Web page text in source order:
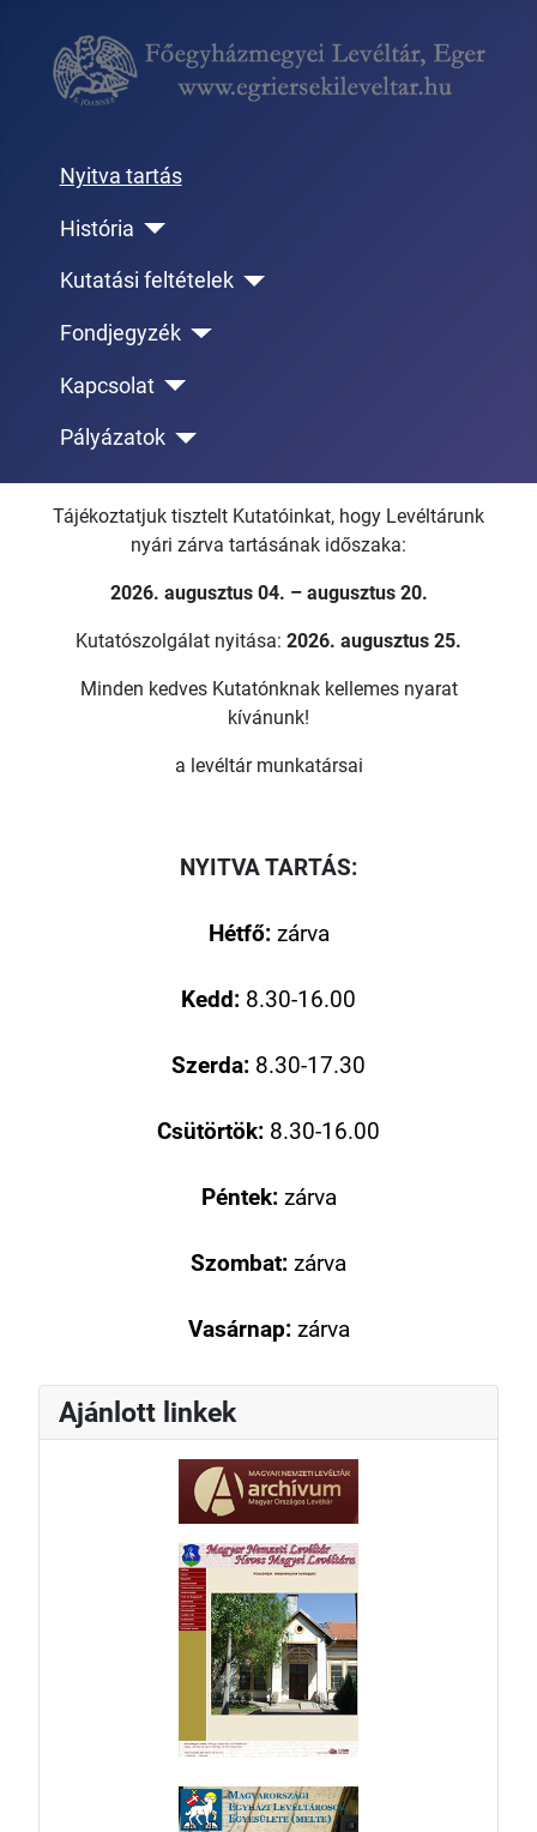
Nyitva tartás
História
Kutatási feltételek
Fondjegyzék
Kapcsolat
Pályázatok
Tájékoztatjuk tisztelt Kutatóinkat, hogy Levéltárunk
nyári zárva tartásának időszaka:
2026. augusztus 04. – augusztus 20.
Kutatószolgálat nyitása: 2026. augusztus 25.
Minden kedves Kutatónknak kellemes nyarat
kívánunk!
a levéltár munkatársai
NYITVA TARTÁS:
Hétfő:zárva
Kedd: 8.30-16.00
Szerda: 8.30-17.30
Csütörtök: 8.30-16.00
Péntek:zárva
Szombat: zárva
Vasárnap:zárva
Ajánlott linkek